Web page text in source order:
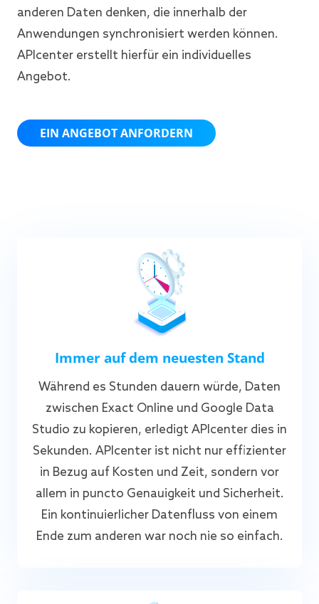
anderen Daten denken, die innerhalb der
Anwendungen synchronisiert werden können.
APIcenter erstellt hierfür ein individuelles
Angebot.
EIN ANGEBOT ANFORDERN
Immer auf dem neuesten Stand
Während es Stunden dauern würde, Daten
zwischen Exact Online und Google Data
Studio zu kopieren, erledigt APIcenter dies in
Sekunden. APIcenter ist nicht nur effizienter
in Bezug auf Kosten und Zeit, sondern vor
allem in puncto Genauigkeit und Sicherheit.
Ein kontinuierlicher Datenfluss von einem
Ende zum anderen war noch nie so einfach.